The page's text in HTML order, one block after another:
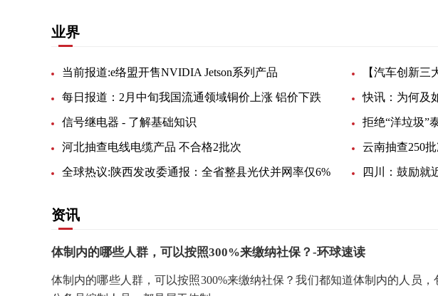
业界
当前报道:e络盟开售NVIDIA Jetson系列产品
每日报道：2月中旬我国流通领域铜价上涨 铝价下跌
信号继电器 - 了解基础知识
河北抽查电线电缆产品 不合格2批次 云南抽查250
全球热议:陕西发改委通报：全省整县光伏并网率仅6% 四川：鼓励就
资讯
体制内的哪些人群，可以按照300%来缴纳社保？-环球速读
体制内的哪些人群，可以按照300%来缴纳社保？我们都知道体制内的人员